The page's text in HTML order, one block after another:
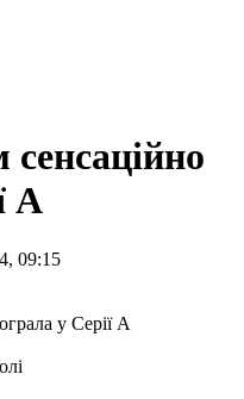
А
09:15